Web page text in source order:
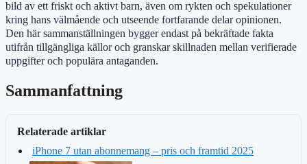
bild av ett friskt och aktivt barn, även om rykten och spekulationer
kring hans välmående och utseende fortfarande delar opinionen.
Den här sammanställningen bygger endast på bekräftade fakta
utifrån tillgängliga källor och granskar skillnaden mellan verifierade
uppgifter och populära antaganden.
Sammanfattning
Relaterade artiklar
iPhone 7 utan abonnemang – pris och framtid 2025